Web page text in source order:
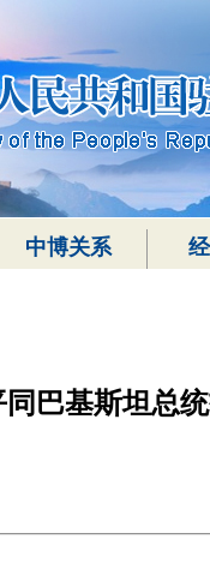
中博关系
同巴基斯坦总